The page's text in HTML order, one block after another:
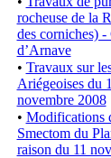
rocheuse de la
des corniches) -
d’Arnave
• Travaux sur
Ariégeoises du
novembre 2008
• Modifications
Smectom du
raison du 11